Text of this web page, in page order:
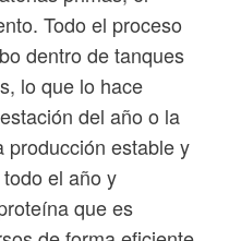
Todo el proceso
dentro de tanques
lo que lo hace
del año o la
producción estable y
el año y
que es